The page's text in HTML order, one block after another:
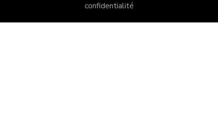
confidentialité